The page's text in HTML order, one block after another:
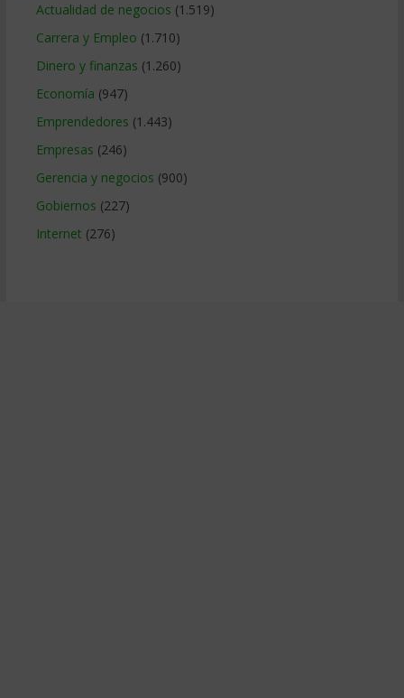
Actualidad de negocios (1.519)
Carrera y Empleo (1.710)
Dinero y finanzas (1.260)
Economía (947)
Emprendedores (1.443)
Empresas (246)
Gerencia y negocios (900)
Gobiernos (227)
Internet (276)